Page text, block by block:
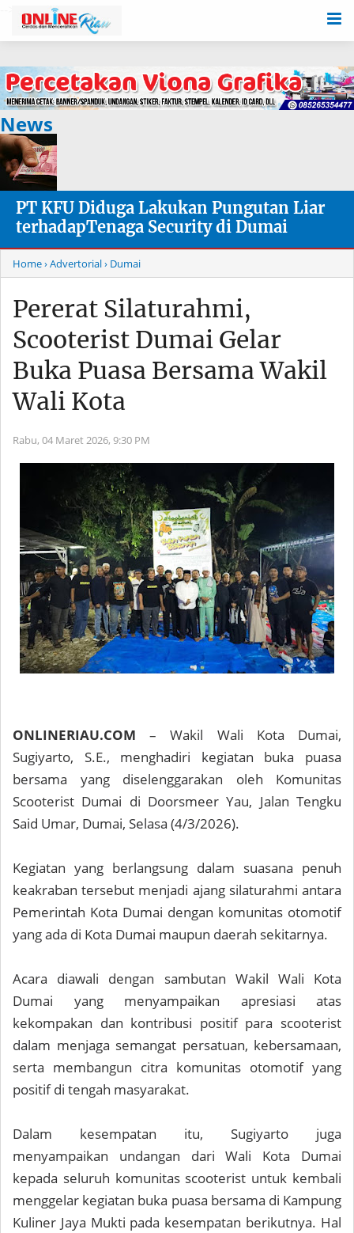
News
PT KFU Diduga Lakukan Pungutan Liar
terhadapTenaga Security di Dumai
Home› Advertorial› Dumai
Pererat Silaturahmi,
Scooterist Dumai Gelar
Buka Puasa Bersama Wakil
Wali Kota
Rabu, 04 Maret 2026, 9:30 PM
ONLINERIAU.COM – Wakil Wali Kota Dumai,
Sugiyarto, S.E., menghadiri kegiatan buka puasa
bersama yang diselenggarakan oleh Komunitas
Scooterist Dumai di Doorsmeer Yau, Jalan Tengku
Said Umar, Dumai, Selasa (4/3/2026).
Kegiatan yang berlangsung dalam suasana penuh
keakraban tersebut menjadi ajang silaturahmi antara
Pemerintah Kota Dumai dengan komunitas otomotif
yang ada di Kota Dumai maupun daerah sekitarnya.
Acara diawali dengan sambutan Wakil Wali Kota
Dumai yang menyampaikan apresiasi atas
kekompakan dan kontribusi positif para scooterist
dalam menjaga semangat persatuan, kebersamaan,
serta membangun citra komunitas otomotif yang
positif di tengah masyarakat.
Dalam kesempatan itu, Sugiyarto juga
menyampaikan undangan dari Wali Kota Dumai
kepada seluruh komunitas scooterist untuk kembali
menggelar kegiatan buka puasa bersama di Kampung
Kuliner Jaya Mukti pada kesempatan berikutnya. Hal